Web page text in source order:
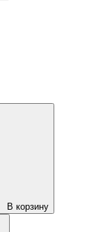
В корзину